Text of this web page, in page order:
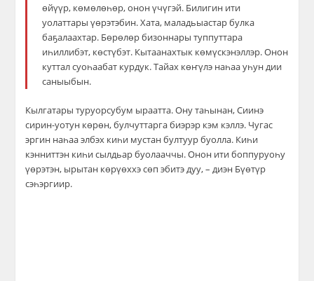
өйүүр, көмөлөһөр, онон үчүгэй. Билигин ити
уолаттары үөрэтэбин. Хата, маладьыастар булка
баҕалаахтар. Бөрөлөр бизоннары туппуттара
иһиллибэт, көстүбэт. Кытаанахтык көмүскэнэллэр. Онон
куттал суоһаабат курдук. Тайах көҥүлэ наһаа уһун дии
саныыбын.
Кылгатары туруорсубум ыраатта. Ону таһынан, Сиинэ
сирин-уотун көрөн, булчуттарга биэрэр кэм кэллэ. Чугас
эргин наһаа элбэх киһи мустан бултуур буолла. Киһи
кэнниттэн киһи сылдьар буолааччы. Онон ити боппуруоһу
үөрэтэн, ырытан көрүөххэ сөп эбитэ дуу, – диэн Бүөтүр
сэһэргиир.